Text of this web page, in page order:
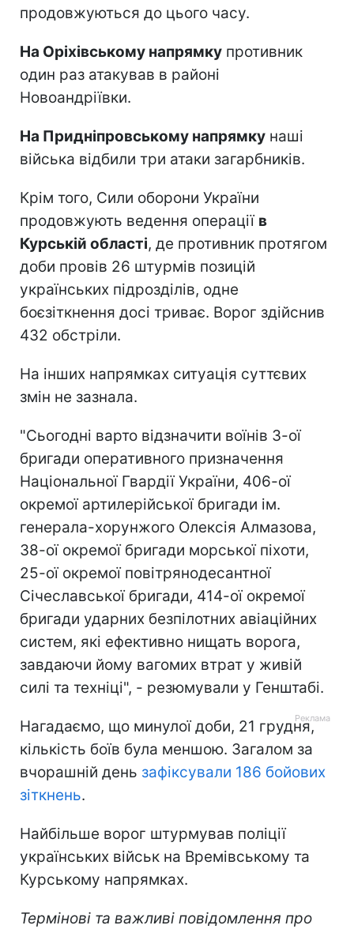
продовжуються до цього часу.
На Оріхівському напрямку противник
один раз атакував в районі
Новоандріївки.
На Придніпровському напрямку наші
війська відбили три атаки загарбників.
Крім того, Сили оборони України
продовжують ведення операції в
Курській області, де противник протягом
доби провів 26 штурмів позицій
українських підрозділів, одне
боєзіткнення досі триває. Ворог здійснив
432 обстріли.
На інших напрямках ситуація суттєвих
змін не зазнала.
"Сьогодні варто відзначити воїнів 3-ої
бригади оперативного призначення
Національної Гвардії України, 406-ої
окремої артилерійської бригади ім.
генерала-хорунжого Олексія Алмазова,
38-ої окремої бригади морської піхоти,
25-ої окремої повітрянодесантної
Січеславської бригади, 414-ої окремої
бригади ударних безпілотних авіаційних
систем, які ефективно нищать ворога,
завдаючи йому вагомих втрат у живій
силі та техніці", - резюмували у Генштабі.
Нагадаємо, що минулої доби, 21 грудня,
кількість боїв була меншою. Загалом за
вчорашній день зафіксували 186 бойових
зіткнень.
Найбільше ворог штурмував поліції
українських військ на Времівському та
Курському напрямках.
Термінові та важливі повідомлення про